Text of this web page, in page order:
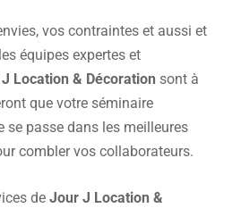
vos contraintes et aussi et
équipes expertes et
Location & Décoration sont à
que votre séminaire
se passe dans les meilleures
combler vos collaborateurs.
de Jour J Location &